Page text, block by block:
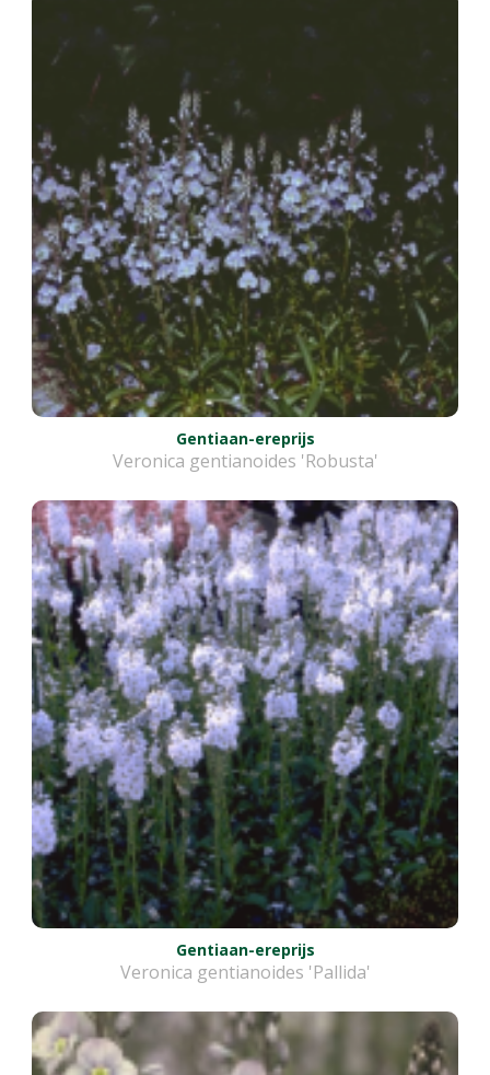
Gentiaan-ereprijs
Veronica gentianoides 'Robusta'
Gentiaan-ereprijs
Veronica gentianoides 'Pallida'